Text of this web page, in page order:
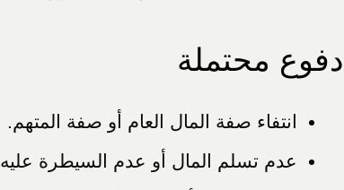
دفوع محتملة
انتفاء صفة المال العام أو صفة المتهم.
عدم تسلم المال أو عدم السيطرة عليه.